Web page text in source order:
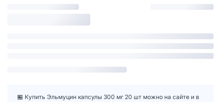
🏪 Купить Эльмуцин капсулы 300 мг 20 шт можно на сайте и в